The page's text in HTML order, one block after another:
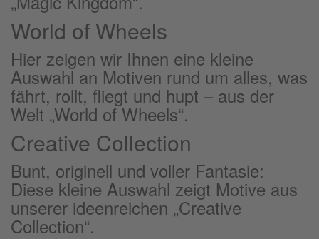
World of Wheels
Hier zeigen wir Ihnen eine kleine
Auswahl an Motiven rund um alles, was
fährt, rollt, fliegt und hupt – aus der
Welt „World of Wheels“.
Creative Collection
Bunt, originell und voller Fantasie:
Diese kleine Auswahl zeigt Motive aus
unserer ideenreichen „Creative
Collection“.